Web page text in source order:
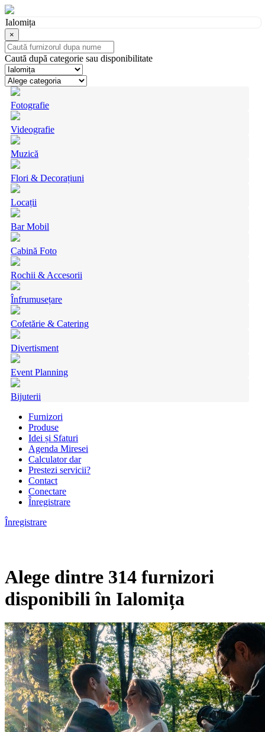
Ialomița
×
Caută după categorie sau disponibilitate
Fotografie
Videografie
Muzică
Flori & Decorațiuni
Locații
Bar Mobil
Cabină Foto
Rochii & Accesorii
Înfrumusețare
Cofetărie & Catering
Divertisment
Event Planning
Bijuterii
Furnizori
Produse
Idei și Sfaturi
Agenda Miresei
Calculator dar
Prestezi servicii?
Contact
Conectare
Înregistrare
Înregistrare
Alege dintre 314 furnizori
disponibili în Ialomița